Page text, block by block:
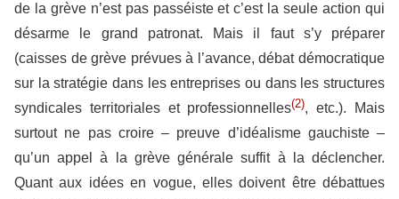
de la grève n’est pas passéiste et c’est la seule action qui
désarme le grand patronat. Mais il faut s’y préparer
(caisses de grève prévues à l’avance, débat démocratique
sur la stratégie dans les entreprises ou dans les structures
syndicales territoriales et professionnelles(2), etc.). Mais
surtout ne pas croire – preuve d’idéalisme gauchiste –
qu’un appel à la grève générale suffit à la déclencher.
Quant aux idées en vogue, elles doivent être débattues